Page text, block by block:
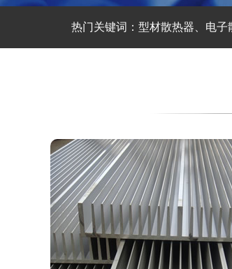
热门关键词：型材散热器、电